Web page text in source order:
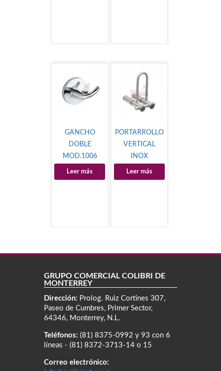
GANCHO
DOBLE
MOD.1006
Leer más
PORTARROLLO
VERTICAL
INOX
Leer más
GRUPO COMERCIAL COLIBRÍ DE
MONTERREY
Dirección: Prolog. Ruiz Cortines 307,
Paseo de Cumbres, Primer Sector,
64346, Monterrey, N.L.
Teléfonos: (81) 8375-0992 y 93 con 6
líneas - (81) 8372-3713-14 o 15
Correo electrónico: